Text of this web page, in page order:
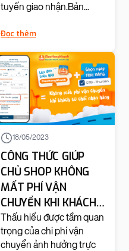
tuyến giao nhận.Bản...
Đọc thêm
18/05/2023
CÔNG THỨC GIÚP
CHỦ SHOP KHÔNG
MẤT PHÍ VẬN
CHUYỂN KHI KHÁCH
TỪ CHỐI NHẬN HÀNG
Thấu hiểu được tầm quan
trọng của chi phí vận
chuyển ảnh hưởng trực